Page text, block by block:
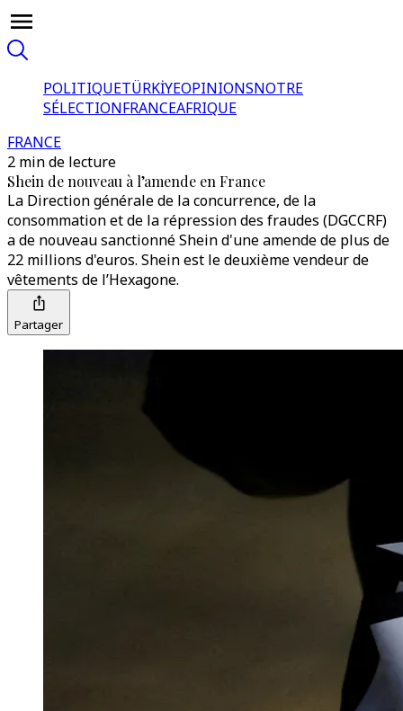
POLITIQUETÜRKİYEOPINIONSNOTRE
SÉLECTIONFRANCEAFRIQUE
FRANCE
2 min de lecture
Shein de nouveau à l’amende en France
La Direction générale de la concurrence, de la
consommation et de la répression des fraudes (DGCCRF)
a de nouveau sanctionné Shein d'une amende de plus de
22 millions d'euros. Shein est le deuxième vendeur de
vêtements de l’Hexagone.
Partager